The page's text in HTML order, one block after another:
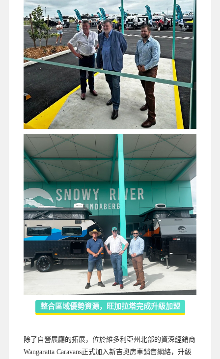
整合區域優勢資源，旺加拉塔完成升級加盟
除了自營展廳的拓展，位於維多利亞州北部的資深經銷商
Wangaratta Caravans正式加入新吉奧房車銷售網絡，升級